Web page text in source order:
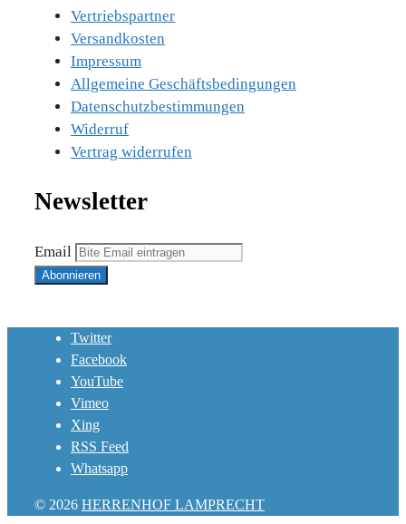
Vertriebspartner
Versandkosten
Impressum
Allgemeine Geschäftsbedingungen
Datenschutzbestimmungen
Widerruf
Vertrag widerrufen
Newsletter
Email
Twitter
Facebook
YouTube
Vimeo
Xing
RSS Feed
Whatsapp
© 2026 HERRENHOF LAMPRECHT